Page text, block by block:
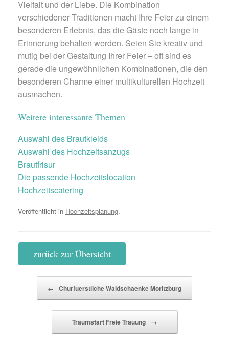
Vielfalt und der Liebe. Die Kombination
verschiedener Traditionen macht Ihre Feier zu einem
besonderen Erlebnis, das die Gäste noch lange in
Erinnerung behalten werden. Seien Sie kreativ und
mutig bei der Gestaltung Ihrer Feier – oft sind es
gerade die ungewöhnlichen Kombinationen, die den
besonderen Charme einer multikulturellen Hochzeit
ausmachen.
Weitere interessante Themen
Auswahl des Brautkleids
Auswahl des Hochzeitsanzugs
Brautfrisur
Die passende Hochzeitslocation
Hochzeitscatering
Veröffentlicht in Hochzeitsplanung.
zurück zur Übersicht
← Churfuerstliche Waldschaenke Moritzburg
Traumstart Freie Trauung →